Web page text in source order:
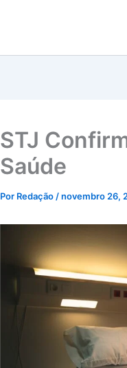
STJ
Saúde
Por Redação /novembro 26,